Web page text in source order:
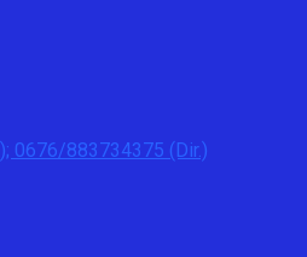
0676/883734375 (Dir.)